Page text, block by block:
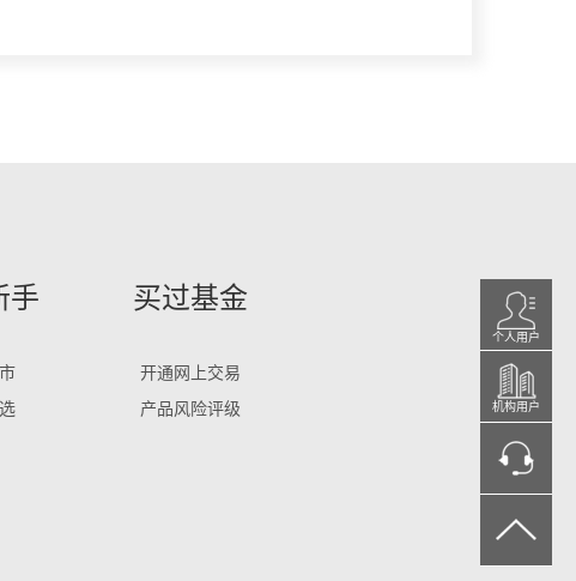
手 买过基金
开通网上交易
产品风险评级
个人用户
机构用户